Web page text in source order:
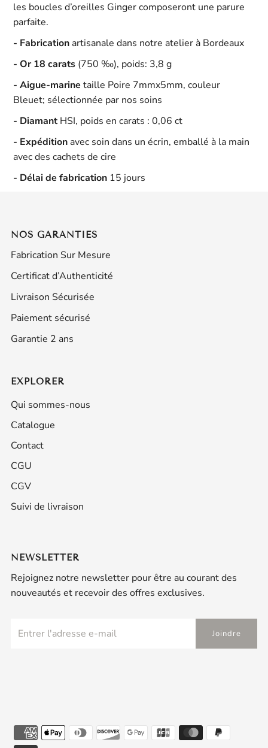
les boucles d’oreilles Ginger composeront une parure
parfaite.
- Fabrication artisanale dans notre atelier à Bordeaux
- Or 18 carats (750 ‰), poids: 3,8 g
- Aigue-marine taille Poire 7mmx5mm, couleur
Bleuet; sélectionnée par nos soins
- Diamant HSI, poids en carats : 0,06 ct
- Expédition avec soin dans un écrin, emballé à la main
avec des cachets de cire
- Délai de fabrication 15 jours
NOS GARANTIES
Fabrication Sur Mesure
Certificat d’Authenticité
Livraison Sécurisée
Paiement sécurisé
Garantie 2 ans
EXPLORER
Qui sommes-nous
Catalogue
Contact
CGU
CGV
Suivi de livraison
NEWSLETTER
Rejoignez notre newsletter pour être au courant des
nouveautés et recevoir des offres exclusives.